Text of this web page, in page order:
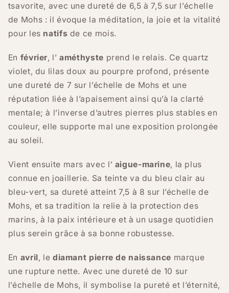
tsavorite, avec une dureté de 6,5 à 7,5 sur l’échelle
de Mohs : il évoque la méditation, la joie et la vitalité
pour les natifs de ce mois.
En février, l’améthyste prend le relais. Ce quartz
violet, du lilas doux au pourpre profond, présente
une dureté de 7 sur l’échelle de Mohs et une
réputation liée à l’apaisement ainsi qu’à la clarté
mentale; à l’inverse d’autres pierres plus stables en
couleur, elle supporte mal une exposition prolongée
au soleil.
Vient ensuite mars avec l’ aigue-marine, la plus
connue en joaillerie. Sa teinte va du bleu clair au
bleu-vert, sa dureté atteint 7,5 à 8 sur l’échelle de
Mohs, et sa tradition la relie à la protection des
marins, à la paix intérieure et à un usage quotidien
plus serein grâce à sa bonne robustesse.
En avril, le diamant pierre de naissance marque
une rupture nette. Avec une dureté de 10 sur
l’échelle de Mohs, il symbolise la pureté et l’éternité,